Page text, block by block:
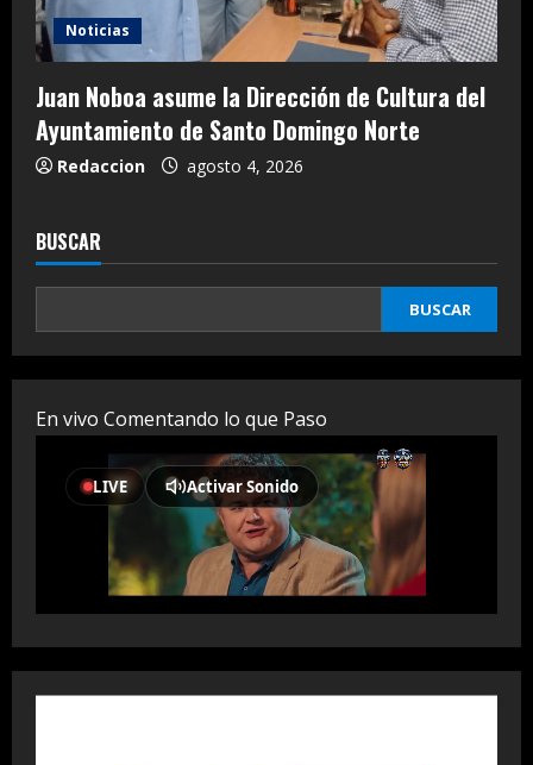
Noticias
Juan Noboa asume la Dirección de Cultura del
Ayuntamiento de Santo Domingo Norte
Redaccion agosto 4, 2026
BUSCAR
BUSCAR
En vivo Comentando lo que Paso